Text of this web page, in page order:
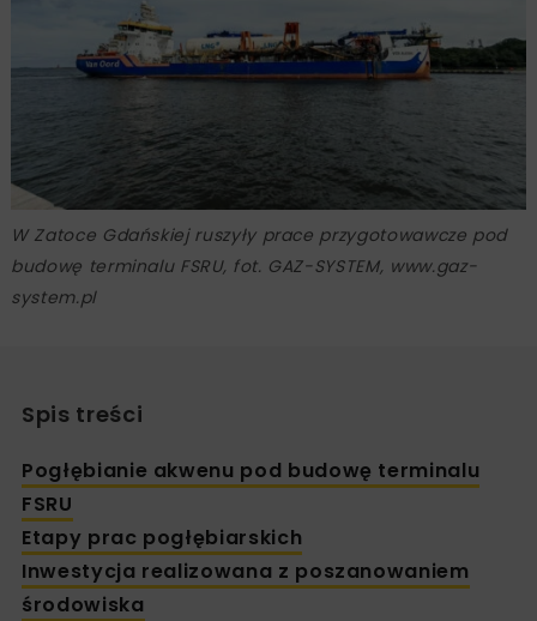
W Zatoce Gdańskiej ruszyły prace przygotowawcze pod
budowę terminalu FSRU, fot. GAZ-SYSTEM, www.gaz-
system.pl
Spis treści
Pogłębianie akwenu pod budowę terminalu
FSRU
Etapy prac pogłębiarskich
Inwestycja realizowana z poszanowaniem
środowiska